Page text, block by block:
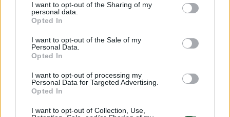
I want to opt-out of the Sharing of my
personal data.
Opted In
I want to opt-out of the Sale of my
Personal Data.
Opted In
I want to opt-out of processing my
Personal Data for Targeted Advertising.
Opted In
I want to opt-out of Collection, Use,
Vaizdai iš tragiškos avarijos Vilniaus r.: dviejų moterų ir
vaiko gyvybių išgelbėti nepavyko
vaizdas pribloškia